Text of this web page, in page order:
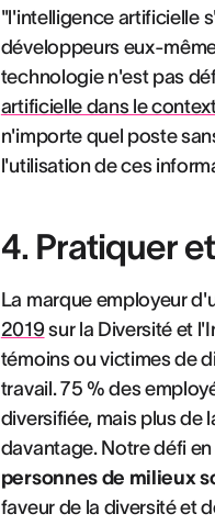
"l'intelligence artificielle
développeurs eux-
technologie n'est pas
artificielle dans le
n'importe quel poste
l'utilisation de ces
4. Pratiquer
La marque employeur
2019 sur la Diversité et
témoins ou victimes de
travail. 75 % des
diversifiée, mais plus de
davantage. Notre défi
personnes de milieux
faveur de la diversité et